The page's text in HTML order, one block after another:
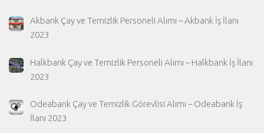
Akbank Çay ve Temizlik Personeli Alımı – Akbank İş İlanı
2023
Halkbank Çay ve Temizlik Personeli Alımı – Halkbank İş İlanı
2023
Odeabank Çay ve Temizlik Görevlisi Alımı – Odeabank İş
İlanı 2023